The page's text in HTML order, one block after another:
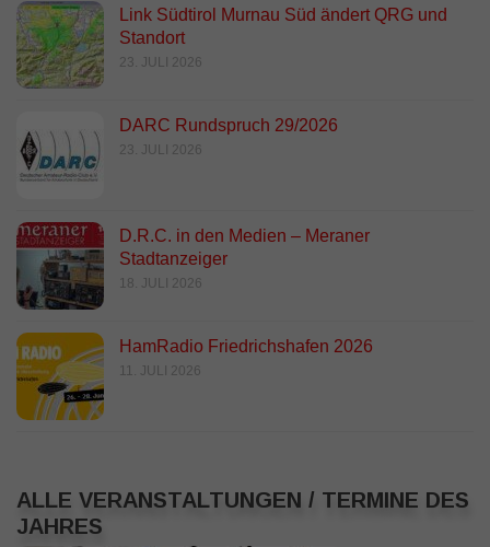
Link Südtirol Murnau Süd ändert QRG und
Standort
23. JULI 2026
DARC Rundspruch 29/2026
23. JULI 2026
D.R.C. in den Medien – Meraner
Stadtanzeiger
18. JULI 2026
HamRadio Friedrichshafen 2026
11. JULI 2026
ALLE VERANSTALTUNGEN / TERMINE DES
JAHRES